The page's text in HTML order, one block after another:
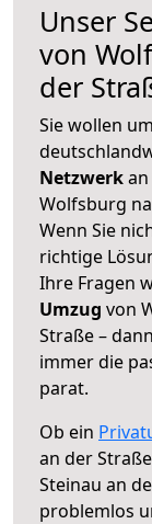
Unser
von
der
Sie wollen
Netzwerk
Wolfsburg
Wenn Sie
richtige
Ihre Fragen
Umzug von
Straße –
immer die
parat.
Ob ein
an der
Steinau an
problemlos